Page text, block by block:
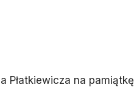
Płatkiewicza na pamiątkę